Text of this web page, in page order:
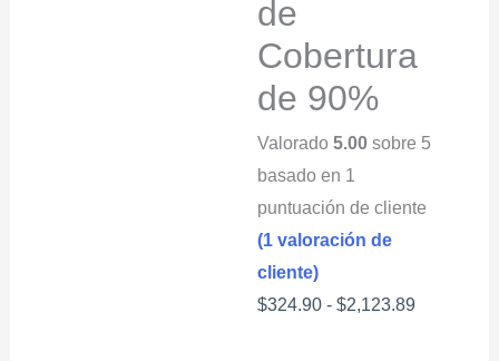
de
Cobertura
de 90%
Valorado5.00 sobre 5
basado en 1
puntuación de cliente
(1 valoración de
cliente)
$324.90 - $2,123.89